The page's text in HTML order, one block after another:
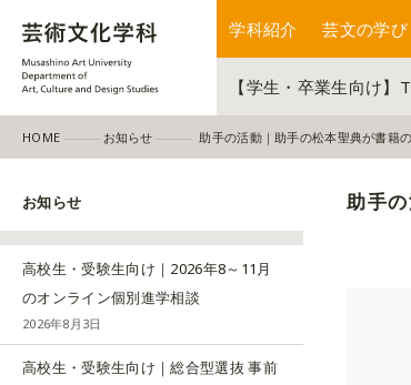
学科紹介 芸文の学び
【学生・卒業生向け】
HOME お知らせ 助手の活動｜助手の松本聖典が書籍
助手
お知らせ
高校生・受験生向け｜2026年8～11月
のオンライン個別進学相談
2026年8月3日
高校生・受験生向け｜総合型選抜 事前